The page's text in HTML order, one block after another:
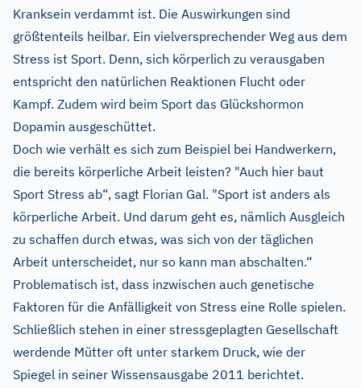
Kranksein verdammt ist. Die Auswirkungen sind
größtenteils heilbar. Ein vielversprechender Weg aus dem
Stress ist Sport. Denn, sich körperlich zu verausgaben
entspricht den natürlichen Reaktionen Flucht oder
Kampf. Zudem wird beim Sport das Glückshormon
Dopamin ausgeschüttet.
Doch wie verhält es sich zum Beispiel bei Handwerkern,
die bereits körperliche Arbeit leisten? "Auch hier baut
Sport Stress ab“, sagt Florian Gal. "Sport ist anders als
körperliche Arbeit. Und darum geht es, nämlich Ausgleich
zu schaffen durch etwas, was sich von der täglichen
Arbeit unterscheidet, nur so kann man abschalten.“
Problematisch ist, dass inzwischen auch genetische
Faktoren für die Anfälligkeit von Stress eine Rolle spielen.
Schließlich stehen in einer stressgeplagten Gesellschaft
werdende Mütter oft unter starkem Druck, wie der
Spiegel in seiner Wissensausgabe 2011 berichtet.